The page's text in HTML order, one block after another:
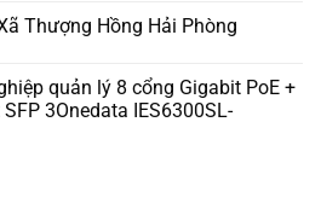
Thượng Hồng Hải Phòng
quản lý 8 cổng Gigabit PoE +
3Onedata IES6300SL-